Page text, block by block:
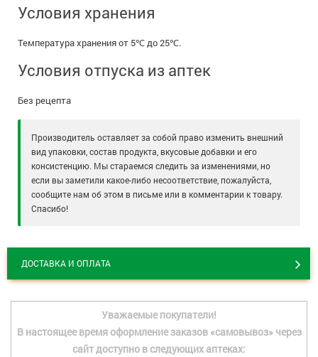
Условия хранения
Температура хранения от 5℃ до 25℃.
Условия отпуска из аптек
Без рецепта
Производитель оставляет за собой право изменить внешний
вид упаковки, состав продукта, вкусовые добавки и его
консистенцию. Мы стараемся следить за изменениями, но
если вы заметили какое-либо несоответствие, пожалуйста,
сообщите нам об этом в письме или в комментарии к товару.
Спасибо!
ДОСТАВКА И ОПЛАТА
Уважаемые покупатели!
В настоящее время оформление заказов «самовывоз» через
сайт доступно в следующих аптеках: